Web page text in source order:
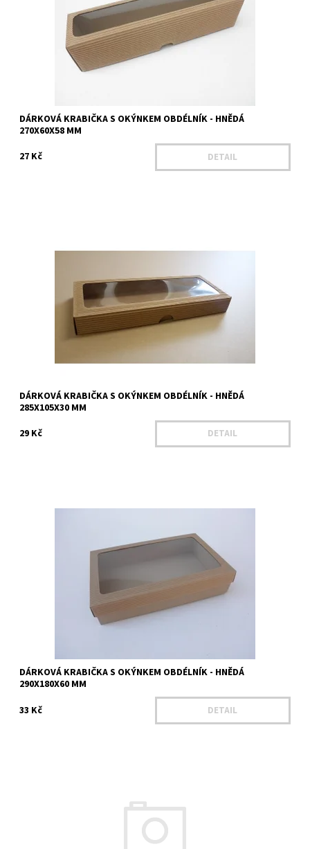
Na dotaz
25405
DÁRKOVÁ KRABIČKA S OKÝNKEM OBDÉLNÍK - HNĚDÁ
270X60X58 MM
27 Kč
DETAIL
Délka - 285 mm Šířka - 105 mm Výška - 30 mm Výška víka - 30 mm
Na dotaz
25427
DÁRKOVÁ KRABIČKA S OKÝNKEM OBDÉLNÍK - HNĚDÁ
285X105X30 MM
29 Kč
DETAIL
Délka - 290 mm Šířka - 180 mm Výška - 60 mm Výška víka - 30 mm
Materiál - Mikrovlnná lepenka Barva - hnědá
DÁRKOVÁ KRABIČKA S OKÝNKEM OBDÉLNÍK - HNĚDÁ
290X180X60 MM
33 Kč
DETAIL
Skladem 10 ks